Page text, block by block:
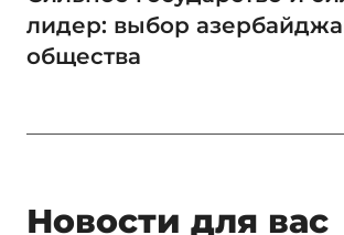
лидер: выбор
общества
Новости для вас